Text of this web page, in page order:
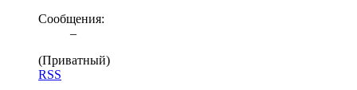
Сообщения:
–
(Приватный)
RSS